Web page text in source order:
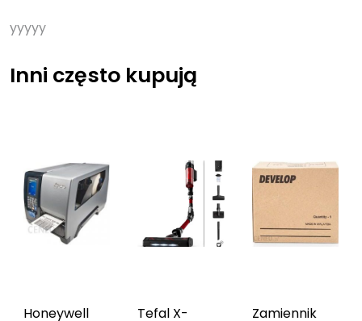
yyyyy
Inni często kupują
Honeywell Tefal X- Zamiennik